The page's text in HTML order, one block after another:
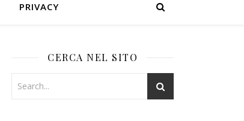
PRIVACY
CERCA NEL SITO